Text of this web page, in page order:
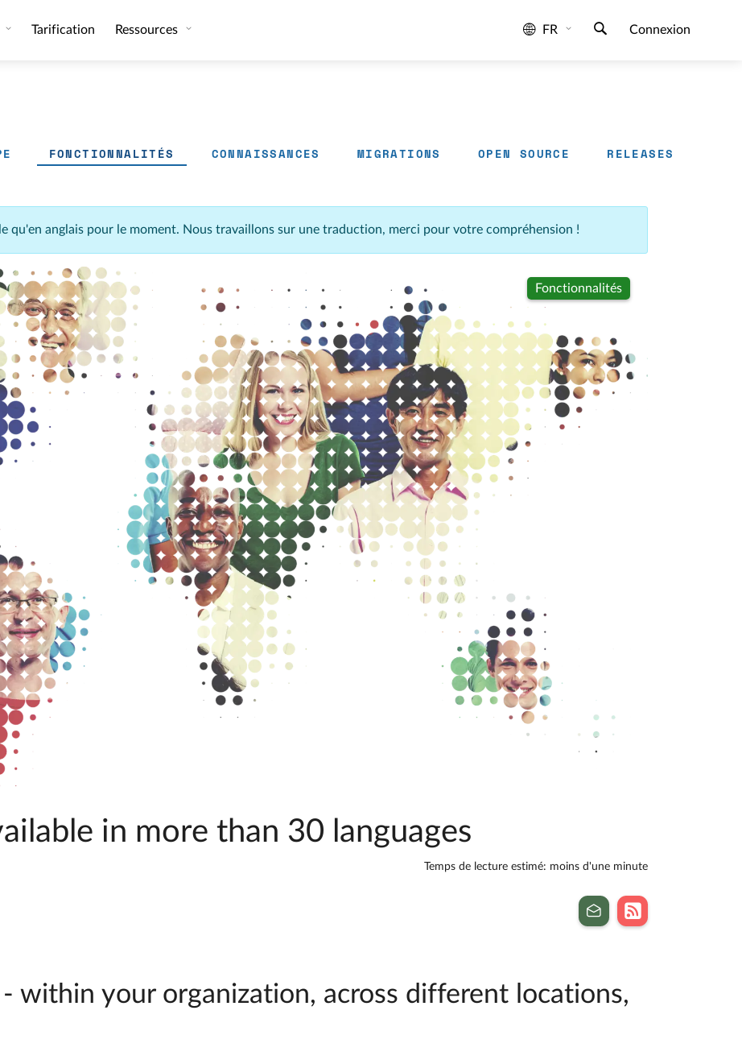
Tarification Ressources FR Connexion
FONCTIONNALITÉS CONNAISSANCES MIGRATIONS OPEN SOURCE RELEASES
qu'en anglais pour le moment. Nous travaillons sur une traduction, merci pour votre compréhension !
Fonctionnalités
in more than 30 languages
Temps de lecture estimé: moins d'une minute
within your organization, across different locations,